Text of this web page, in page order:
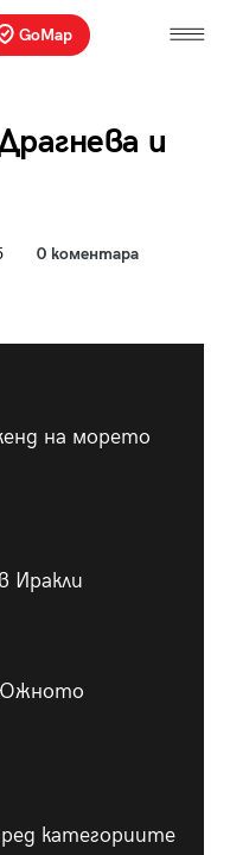
GoMap
и
0 коментара
на морето
Иракли
Южното
категориите